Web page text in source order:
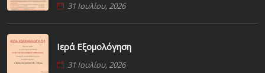
31 Ιουλίου, 2026
Ιερά Εξομολόγηση
31 Ιουλίου, 2026